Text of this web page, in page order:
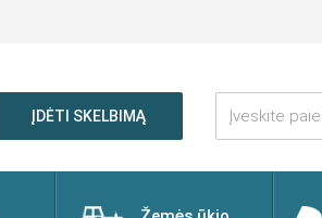
ĮDĖTI SKELBIMĄ
Įveskite
paieškos
žodį...